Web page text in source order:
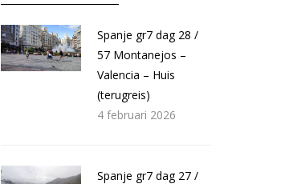
Spanje gr7 dag 28 /
57 Montanejos –
Valencia – Huis
(terugreis)
4 februari 2026
Spanje gr7 dag 27 /